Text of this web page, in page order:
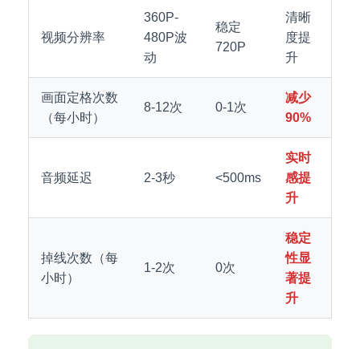
视频分辨率
360P-
480P波
动
稳定
720P
清晰
度提
升
画面定格次数
（每小时）
8-12次 0-1次
减少
90%
音频延迟 2-3秒 <500ms
实时
感提
升
掉线次数（每
小时）
1-2次 0次
稳定
性显
著提
升